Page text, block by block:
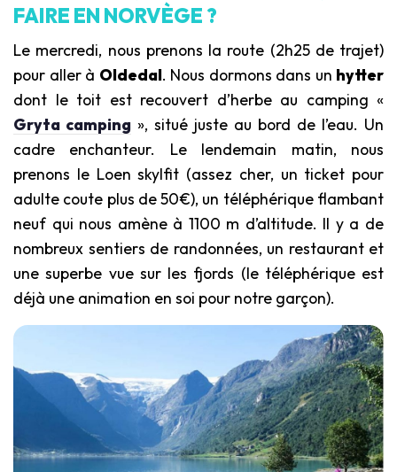
FAIRE EN NORVÈGE ?
Le mercredi, nous prenons la route (2h25 de trajet)
pour aller à Oldedal. Nous dormons dans un hytter
dont le toit est recouvert d’herbe au camping «
Gryta camping », situé juste au bord de l’eau. Un
cadre enchanteur. Le lendemain matin, nous
prenons le Loen skylfit (assez cher, un ticket pour
adulte coute plus de 50€), un téléphérique flambant
neuf qui nous amène à 1100 m d’altitude. Il y a de
nombreux sentiers de randonnées, un restaurant et
une superbe vue sur les fjords (le téléphérique est
déjà une animation en soi pour notre garçon).